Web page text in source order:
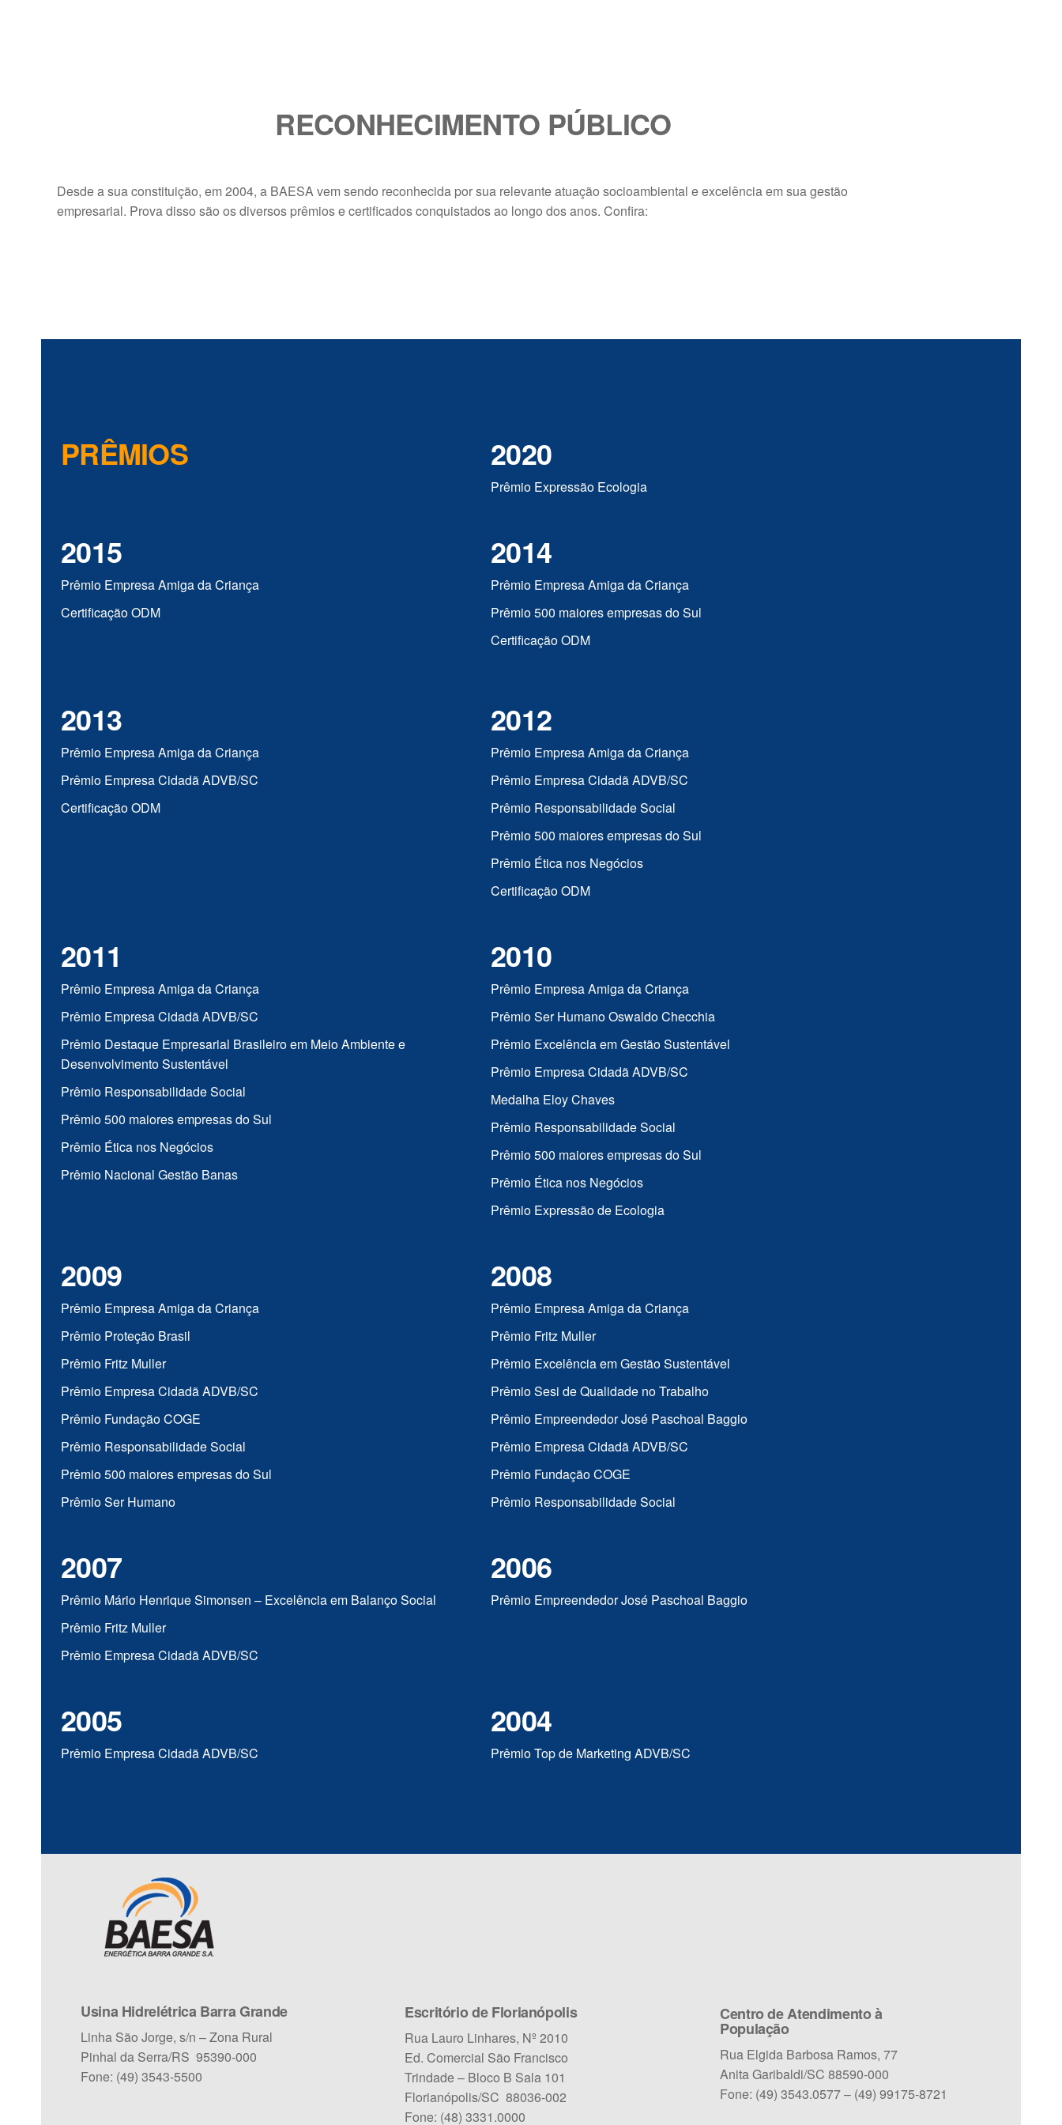
RECONHECIMENTO PÚBLICO
Desde a sua constituição, em 2004, a BAESA vem sendo reconhecida por sua relevante atuação socioambiental e excelência em sua gestão
empresarial. Prova disso são os diversos prêmios e certificados conquistados ao longo dos anos. Confira:
PRÊMIOS 2020
Prêmio Expressão Ecologia
2015
Prêmio Empresa Amiga da Criança
Certificação ODM
2014
Prêmio Empresa Amiga da Criança
Prêmio 500 maiores empresas do Sul
Certificação ODM
2013
Prêmio Empresa Amiga da Criança
Prêmio Empresa Cidadã ADVB/SC
Certificação ODM
2012
Prêmio Empresa Amiga da Criança
Prêmio Empresa Cidadã ADVB/SC
Prêmio Responsabilidade Social
Prêmio 500 maiores empresas do Sul
Prêmio Ética nos Negócios
Certificação ODM
2011
Prêmio Empresa Amiga da Criança
Prêmio Empresa Cidadã ADVB/SC
Prêmio Destaque Empresarial Brasileiro em Meio Ambiente e
Desenvolvimento Sustentável
Prêmio Responsabilidade Social
Prêmio 500 maiores empresas do Sul
Prêmio Ética nos Negócios
Prêmio Nacional Gestão Banas
2010
Prêmio Empresa Amiga da Criança
Prêmio Ser Humano Oswaldo Checchia
Prêmio Excelência em Gestão Sustentável
Prêmio Empresa Cidadã ADVB/SC
Medalha Eloy Chaves
Prêmio Responsabilidade Social
Prêmio 500 maiores empresas do Sul
Prêmio Ética nos Negócios
Prêmio Expressão de Ecologia
2009
Prêmio Empresa Amiga da Criança
Prêmio Proteção Brasil
Prêmio Fritz Muller
Prêmio Empresa Cidadã ADVB/SC
Prêmio Fundação COGE
Prêmio Responsabilidade Social
Prêmio 500 maiores empresas do Sul
Prêmio Ser Humano
2008
Prêmio Empresa Amiga da Criança
Prêmio Fritz Muller
Prêmio Excelência em Gestão Sustentável
Prêmio Sesi de Qualidade no Trabalho
Prêmio Empreendedor José Paschoal Baggio
Prêmio Empresa Cidadã ADVB/SC
Prêmio Fundação COGE
Prêmio Responsabilidade Social
2007
Prêmio Mário Henrique Simonsen – Excelência em Balanço Social
Prêmio Fritz Muller
Prêmio Empresa Cidadã ADVB/SC
2006
Prêmio Empreendedor José Paschoal Baggio
2005
Prêmio Empresa Cidadã ADVB/SC
2004
Prêmio Top de Marketing ADVB/SC
Usina Hidrelétrica Barra Grande
Linha São Jorge, s/n – Zona Rural
Pinhal da Serra/RS 95390-000
Fone: (49) 3543-5500
Escritório de Florianópolis
Rua Lauro Linhares, Nº 2010
Ed. Comercial São Francisco
Trindade – Bloco B Sala 101
Florianópolis/SC 88036-002
Fone: (48) 3331.0000
Centro de Atendimento à
População
Rua Elgida Barbosa Ramos, 77
Anita Garibaldi/SC 88590-000
Fone: (49) 3543.0577 – (49) 99175-8721